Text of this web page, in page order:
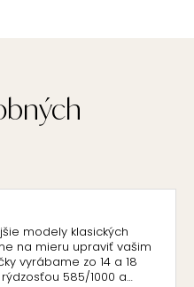
modely klasických
na mieru upraviť vašim
vyrábame zo 14 a 18
585/1000 a